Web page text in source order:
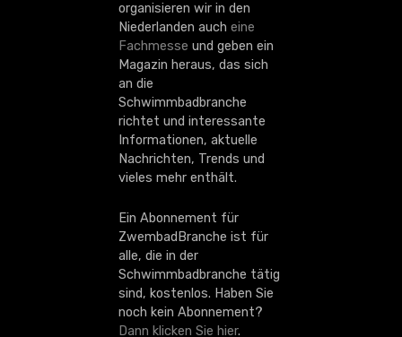
organisieren wir in den
Niederlanden auch eine
Fachmesse und geben ein
Magazin heraus, das sich
an die
Schwimmbadbranche
richtet und interessante
Informationen, aktuelle
Nachrichten, Trends und
vieles mehr enthält.
Ein Abonnement für
ZwembadBranche ist für
alle, die in der
Schwimmbadbranche tätig
sind, kostenlos. Haben Sie
noch kein Abonnement?
Dann klicken Sie hier.